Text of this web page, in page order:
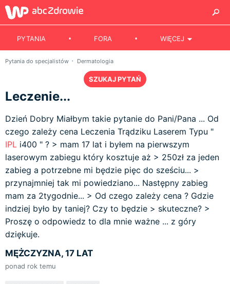
PYTANIA FORA WIĘCEJ
Pytania do specjalistów Dermatologia
SZUKAJ PYTAŃ
Leczenie...
Dzień Dobry Miałbym takie pytanie do Pani/Pana ... Od
czego zależy cena Leczenia Trądziku Laserem Typu "
IPL i400 " ? > mam 17 lat i byłem na pierwszym
laserowym zabiegu który kosztuje aż > 250zł za jeden
zabieg a potrzebne mi będzie pięc do sześciu... >
przynajmniej tak mi powiedziano... Następny zabieg
mam za 2tygodnie... > Od czego zależy cena ? Gdzie
indziej było by taniej? Czy to będzie > skuteczne? >
Proszę o odpowiedz to dla mnie ważne ... z góry
dziękuje.
MĘŻCZYZNA, 17 LAT
ponad rok temu